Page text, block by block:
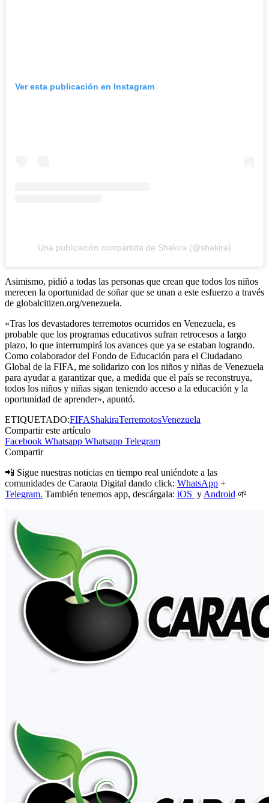
Ver esta publicación en Instagram
Una publicación compartida de Shakira (@shakira)
Asimismo, pidió a todas las personas que crean que todos los niños
merecen la oportunidad de soñar que se unan a este esfuerzo a través
de globalcitizen.org/venezuela.
«Tras los devastadores terremotos ocurridos en Venezuela, es
probable que los programas educativos sufran retrocesos a largo
plazo, lo que interrumpirá los avances que ya se estaban logrando.
Como colaborador del Fondo de Educación para el Ciudadano
Global de la FIFA, me solidarizo con los niños y niñas de Venezuela
para ayudar a garantizar que, a medida que el país se reconstruya,
todos los niños y niñas sigan teniendo acceso a la educación y la
oportunidad de aprender», apuntó.
ETIQUETADO:FIFAShakiraTerremotosVenezuela
Compartir este artículo
Facebook Whatsapp Whatsapp Telegram
Compartir
📲 Sigue nuestras noticias en tiempo real uniéndote a las
comunidades de Caraota Digital dando click: WhatsApp +
Telegram. También tenemos app, descárgala: iOS y Android 🌱